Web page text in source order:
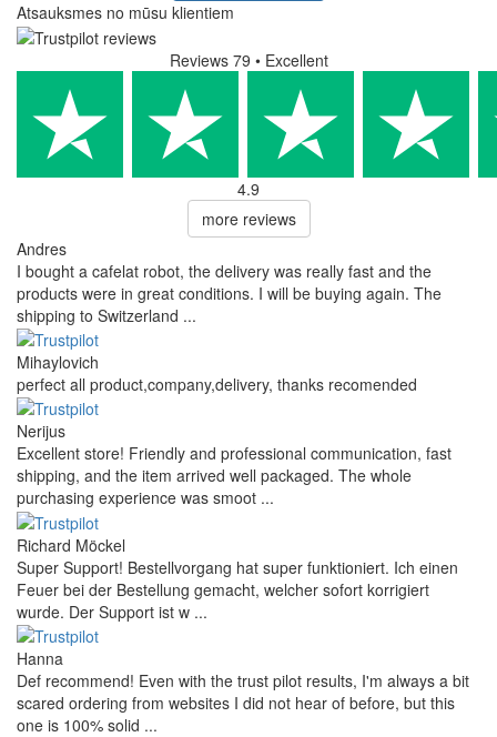
Atsauksmes no mūsu klientiem
Reviews 79 • Excellent
4.9
more reviews
Andres
I bought a cafelat robot, the delivery was really fast and the
products were in great conditions. I will be buying again. The
shipping to Switzerland ...
Mihaylovich
perfect all product,company,delivery, thanks recomended
Nerijus
Excellent store! Friendly and professional communication, fast
shipping, and the item arrived well packaged. The whole
purchasing experience was smoot ...
Richard Möckel
Super Support! Bestellvorgang hat super funktioniert. Ich einen
Feuer bei der Bestellung gemacht, welcher sofort korrigiert
wurde. Der Support ist w ...
Hanna
Def recommend! Even with the trust pilot results, I'm always a bit
scared ordering from websites I did not hear of before, but this
one is 100% solid ...